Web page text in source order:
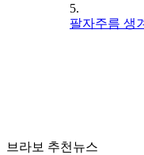
5.
팔자주름 생
브라보 추천뉴스